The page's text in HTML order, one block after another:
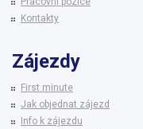
Kontakty
Zájezdy
First minute
Jak objednat zájezd
Info k zájezdu